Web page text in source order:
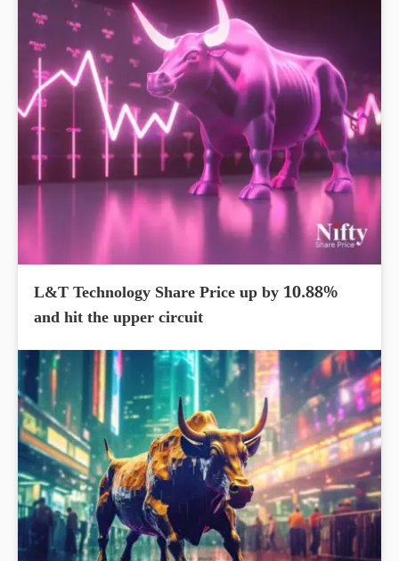
L&T Technology Share Price up by 10.88%
and hit the upper circuit